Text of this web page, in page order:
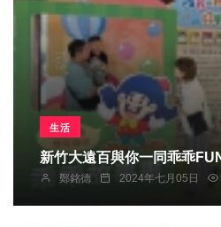
生活
新竹大遠百與你一同乖乖
鄭銘德 2024年七月05日